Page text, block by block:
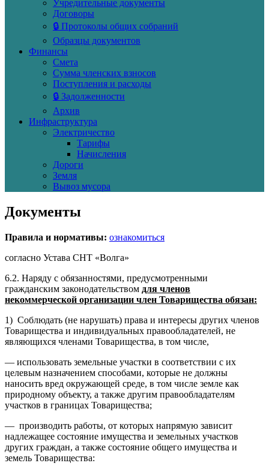
Учредительные документы
Договоры
🔒 Протоколы общих собраний
Образцы документов
Финансы
Смета
Сумма членских взносов
Поступления и расходы
🔒 Задолженности
Архив
Инфраструктура
Электричество
Тарифы
Начисления
Дороги
Земля
Вывоз мусора
Документы
Правила и нормативы: ознакомиться
согласно Устава СНТ «Волга»
6.2. Наряду с обязанностями, предусмотренными
гражданским законодательством для членов
некоммерческой организации член Товарищества обязан:
1) Соблюдать (не нарушать) права и интересы других членов
Товарищества и индивидуальных правообладателей, не
являющихся членами Товарищества, в том числе,
— использовать земельные участки в соответствии с их
целевым назначением способами, которые не должны
наносить вред окружающей среде, в том числе земле как
природному объекту, а также другим правообладателям
участков в границах Товарищества;
— производить работы, от которых напрямую зависит
надлежащее состояние имущества и земельных участков
других граждан, а также состояние общего имущества и
земель Товарищества: